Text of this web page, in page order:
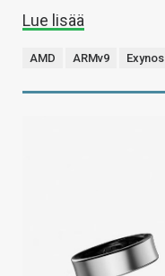
Lue lisää
AMD ARMv9 Exynos